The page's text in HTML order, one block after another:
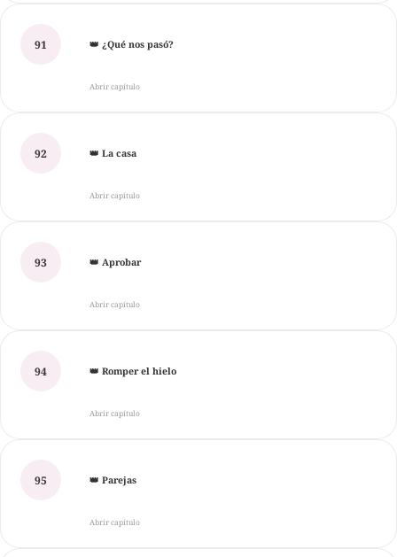
91 👑 ¿Qué nos pasó?
Abrir capítulo
92 👑 La casa
Abrir capítulo
93 👑 Aprobar
Abrir capítulo
94 👑 Romper el hielo
Abrir capítulo
95 👑 Parejas
Abrir capítulo